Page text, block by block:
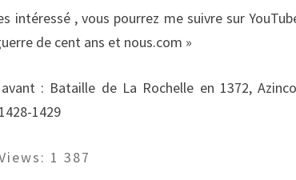
intéressé , vous pourrez me suivre sur
de cent ans et nous.com »
: Bataille de La Rochelle en 1372,
1429
1 387